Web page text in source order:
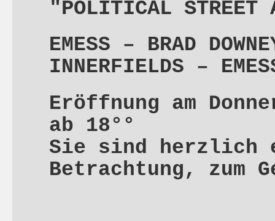
"POLITICAL STREET
EMESS – BRAD
INNERFIELDS –
Eröffnung am
ab 18°°
Sie sind herzlich
Betrachtung, zum